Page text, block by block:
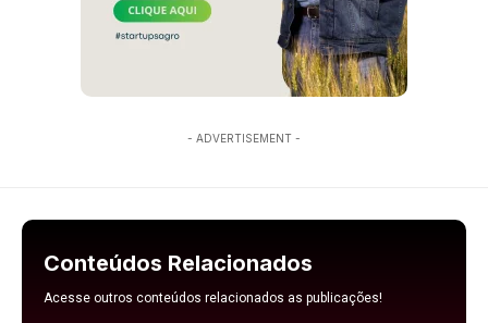
- ADVERTISEMENT -
Conteúdos Relacionados
Acesse outros conteúdos relacionados as publicações!